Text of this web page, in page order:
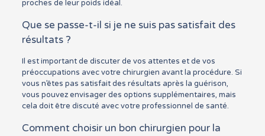
proches de leur poids idéal.
Que se passe-t-il si je ne suis pas satisfait des
résultats ?
Il est important de discuter de vos attentes et de vos
préoccupations avec votre chirurgien avant la procédure. Si
vous n’êtes pas satisfait des résultats après la guérison,
vous pouvez envisager des options supplémentaires, mais
cela doit être discuté avec votre professionnel de santé.
Comment choisir un bon chirurgien pour la